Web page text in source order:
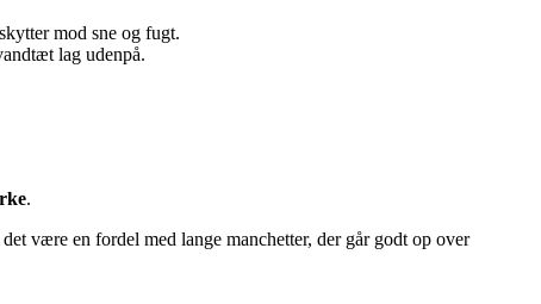
mod sne og fugt.
lag udenpå.
.
være en fordel med lange manchetter, der går godt op over